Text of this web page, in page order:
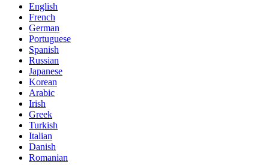
English
French
German
Portuguese
Spanish
Russian
Japanese
Korean
Arabic
Irish
Greek
Turkish
Italian
Danish
Romanian